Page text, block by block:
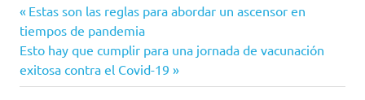
millones
de dosis
Astrazeneca
colombia
Navegación
de
entradas
Entrada
anterior:
Estas son las reglas para abordar un ascensor en
tiempos de pandemia
Siguiente
entrada:
Esto hay que cumplir para una jornada de vacunación
exitosa contra el Covid-19